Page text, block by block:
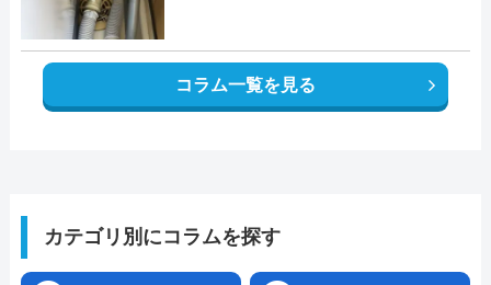
コラム一覧を見る
カテゴリ別にコラムを探す